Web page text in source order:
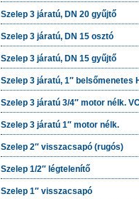
Szelep 3 járatú, DN 20 gyűjtő
Szelep 3 járatú, DN 15 osztó
Szelep 3 járatú, DN 15 gyűjtő
Szelep 3 járatú, 1″ belsőmenetes
Szelep 3 járatú 3/4″ motor nélk.
Szelep 3 járatú 1″ motor nélk.
Szelep 2″ visszacsapó (rugós)
Szelep 1/2″ légtelenítő
Szelep 1″ visszacsapó